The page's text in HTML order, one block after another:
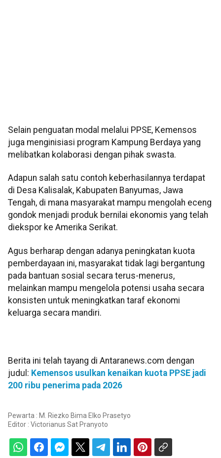
Selain penguatan modal melalui PPSE, Kemensos
juga menginisiasi program Kampung Berdaya yang
melibatkan kolaborasi dengan pihak swasta.
Adapun salah satu contoh keberhasilannya terdapat
di Desa Kalisalak, Kabupaten Banyumas, Jawa
Tengah, di mana masyarakat mampu mengolah eceng
gondok menjadi produk bernilai ekonomis yang telah
diekspor ke Amerika Serikat.
Agus berharap dengan adanya peningkatan kuota
pemberdayaan ini, masyarakat tidak lagi bergantung
pada bantuan sosial secara terus-menerus,
melainkan mampu mengelola potensi usaha secara
konsisten untuk meningkatkan taraf ekonomi
keluarga secara mandiri.
Berita ini telah tayang di Antaranews.com dengan
judul: Kemensos usulkan kenaikan kuota PPSE jadi
200 ribu penerima pada 2026
Pewarta : M. Riezko Bima Elko Prasetyo
Editor : Victorianus Sat Pranyoto